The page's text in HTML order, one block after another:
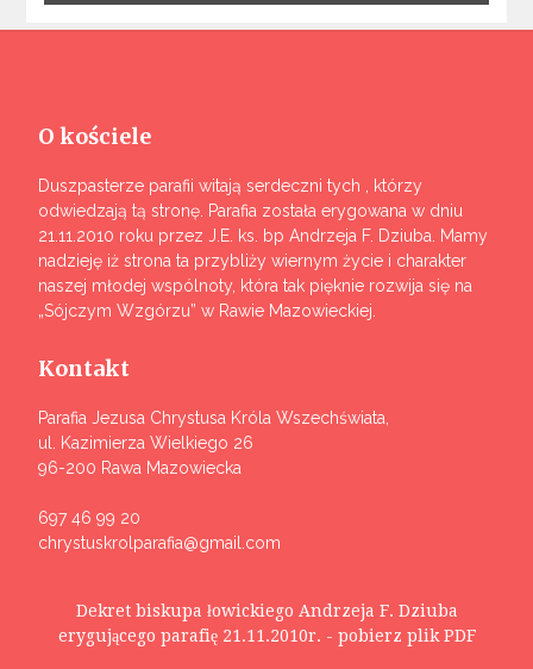
O kościele
Duszpasterze parafii witają serdeczni tych , którzy
odwiedzają tą stronę. Parafia została erygowana w dniu
21.11.2010 roku przez J.E. ks. bp Andrzeja F. Dziuba. Mamy
nadzieję iż strona ta przybliży wiernym życie i charakter
naszej młodej wspólnoty, która tak pięknie rozwija się na
„Sójczym Wzgórzu” w Rawie Mazowieckiej.
Kontakt
Parafia Jezusa Chrystusa Króla Wszechświata,
ul. Kazimierza Wielkiego 26
96-200 Rawa Mazowiecka
697 46 99 20
chrystuskrolparafia@gmail.com
Dekret biskupa łowickiego Andrzeja F. Dziuba
erygującego parafię 21.11.2010r. - pobierz plik PDF